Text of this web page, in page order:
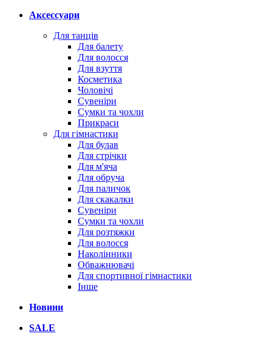
Аксессуари
Для танців
Для балету
Для волосся
Для взуття
Косметика
Чоловічі
Сувеніри
Сумки та чохли
Прикраси
Для гімнастики
Для булав
Для стрічки
Для м'яча
Для обруча
Для паличок
Для скакалки
Сувеніри
Сумки та чохли
Для розтяжки
Для волосся
Наколінники
Обважнювачі
Для спортивної гімнастики
Інше
Новини
SALE